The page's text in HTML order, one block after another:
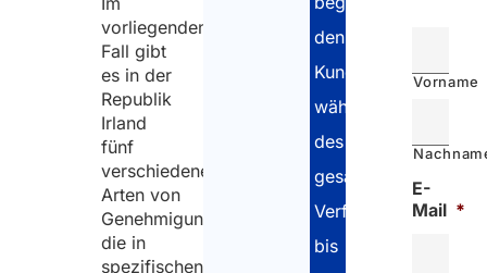
vorliegenden
Fall gibt
es in der
Republik
Irland
fünf
verschiedene
Arten von
Genehmigungen,
die in
spezifischen
den
Kunden
während
des
gesamten
Verfahrens
bis
Vorname
E-
Mail *